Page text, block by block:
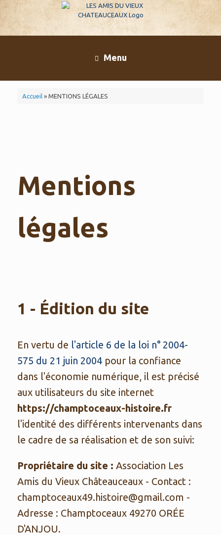
Skip
to
content
Menu
Accueil » MENTIONS LÉGALES
Mentions
légales
1 - Édition du site
En vertu de l'article 6 de la loi n° 2004-
575 du 21 juin 2004 pour la confiance
dans l'économie numérique, il est précisé
aux utilisateurs du site internet
https://champtoceaux-histoire.fr
l'identité des différents intervenants dans
le cadre de sa réalisation et de son suivi:
Propriétaire du site : Association Les
Amis du Vieux Châteauceaux - Contact :
champtoceaux49.histoire@gmail.com -
Adresse : Champtoceaux 49270 ORÉE
D'ANJOU.